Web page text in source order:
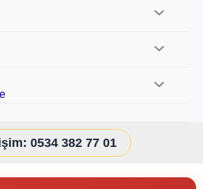
0534 382 77 01